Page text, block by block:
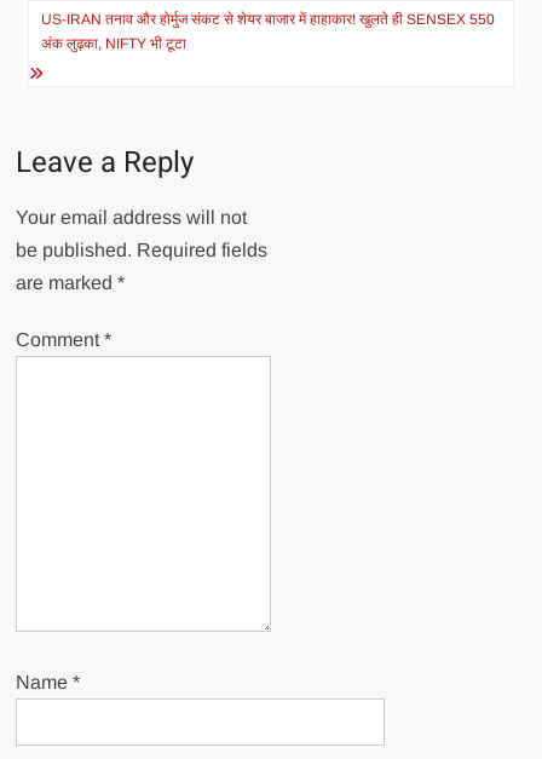
US-IRAN तनाव और होर्मुज संकट से शेयर बाजार में हाहाकार! खुलते ही SENSEX 550
अंक लुढ़का, NIFTY भी टूटा
Leave a Reply
Your email address will not
be published. Required fields
are marked*
Comment*
Name*